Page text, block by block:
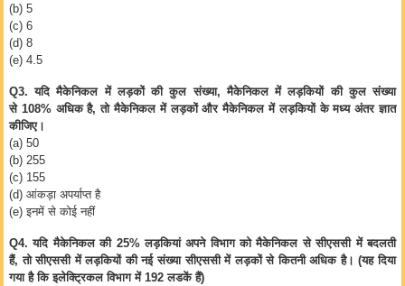
(b) 5
(c) 6
(d) 8
(e) 4.5
Q3.यदि मैकेनिकल में लड़कों की कुल संख्या,मैकेनिकल में लड़कियों की कुल संख्या
से 108%अधिक है,तो मैकेनिकल में लड़कों और मैकेनिकल में लड़कियों के मध्य अंतर ज्ञात
कीजिए।
(a) 50
(b) 255
(c) 155
(d) आंकड़ा अपर्याप्त है
(e)इनमें से कोई नहीं
Q4.यदि मैकेनिकल की 25%लड़कियां अपने विभाग को मैकेनिकल से सीएससी में बदलती
हैं,तो सीएससी में लड़कियों की नई संख्या सीएससी में लड़कों से कितनी अधिक है। (यह दिया
गया है कि इलेक्ट्रिकल विभाग में 192लडकें हैं)